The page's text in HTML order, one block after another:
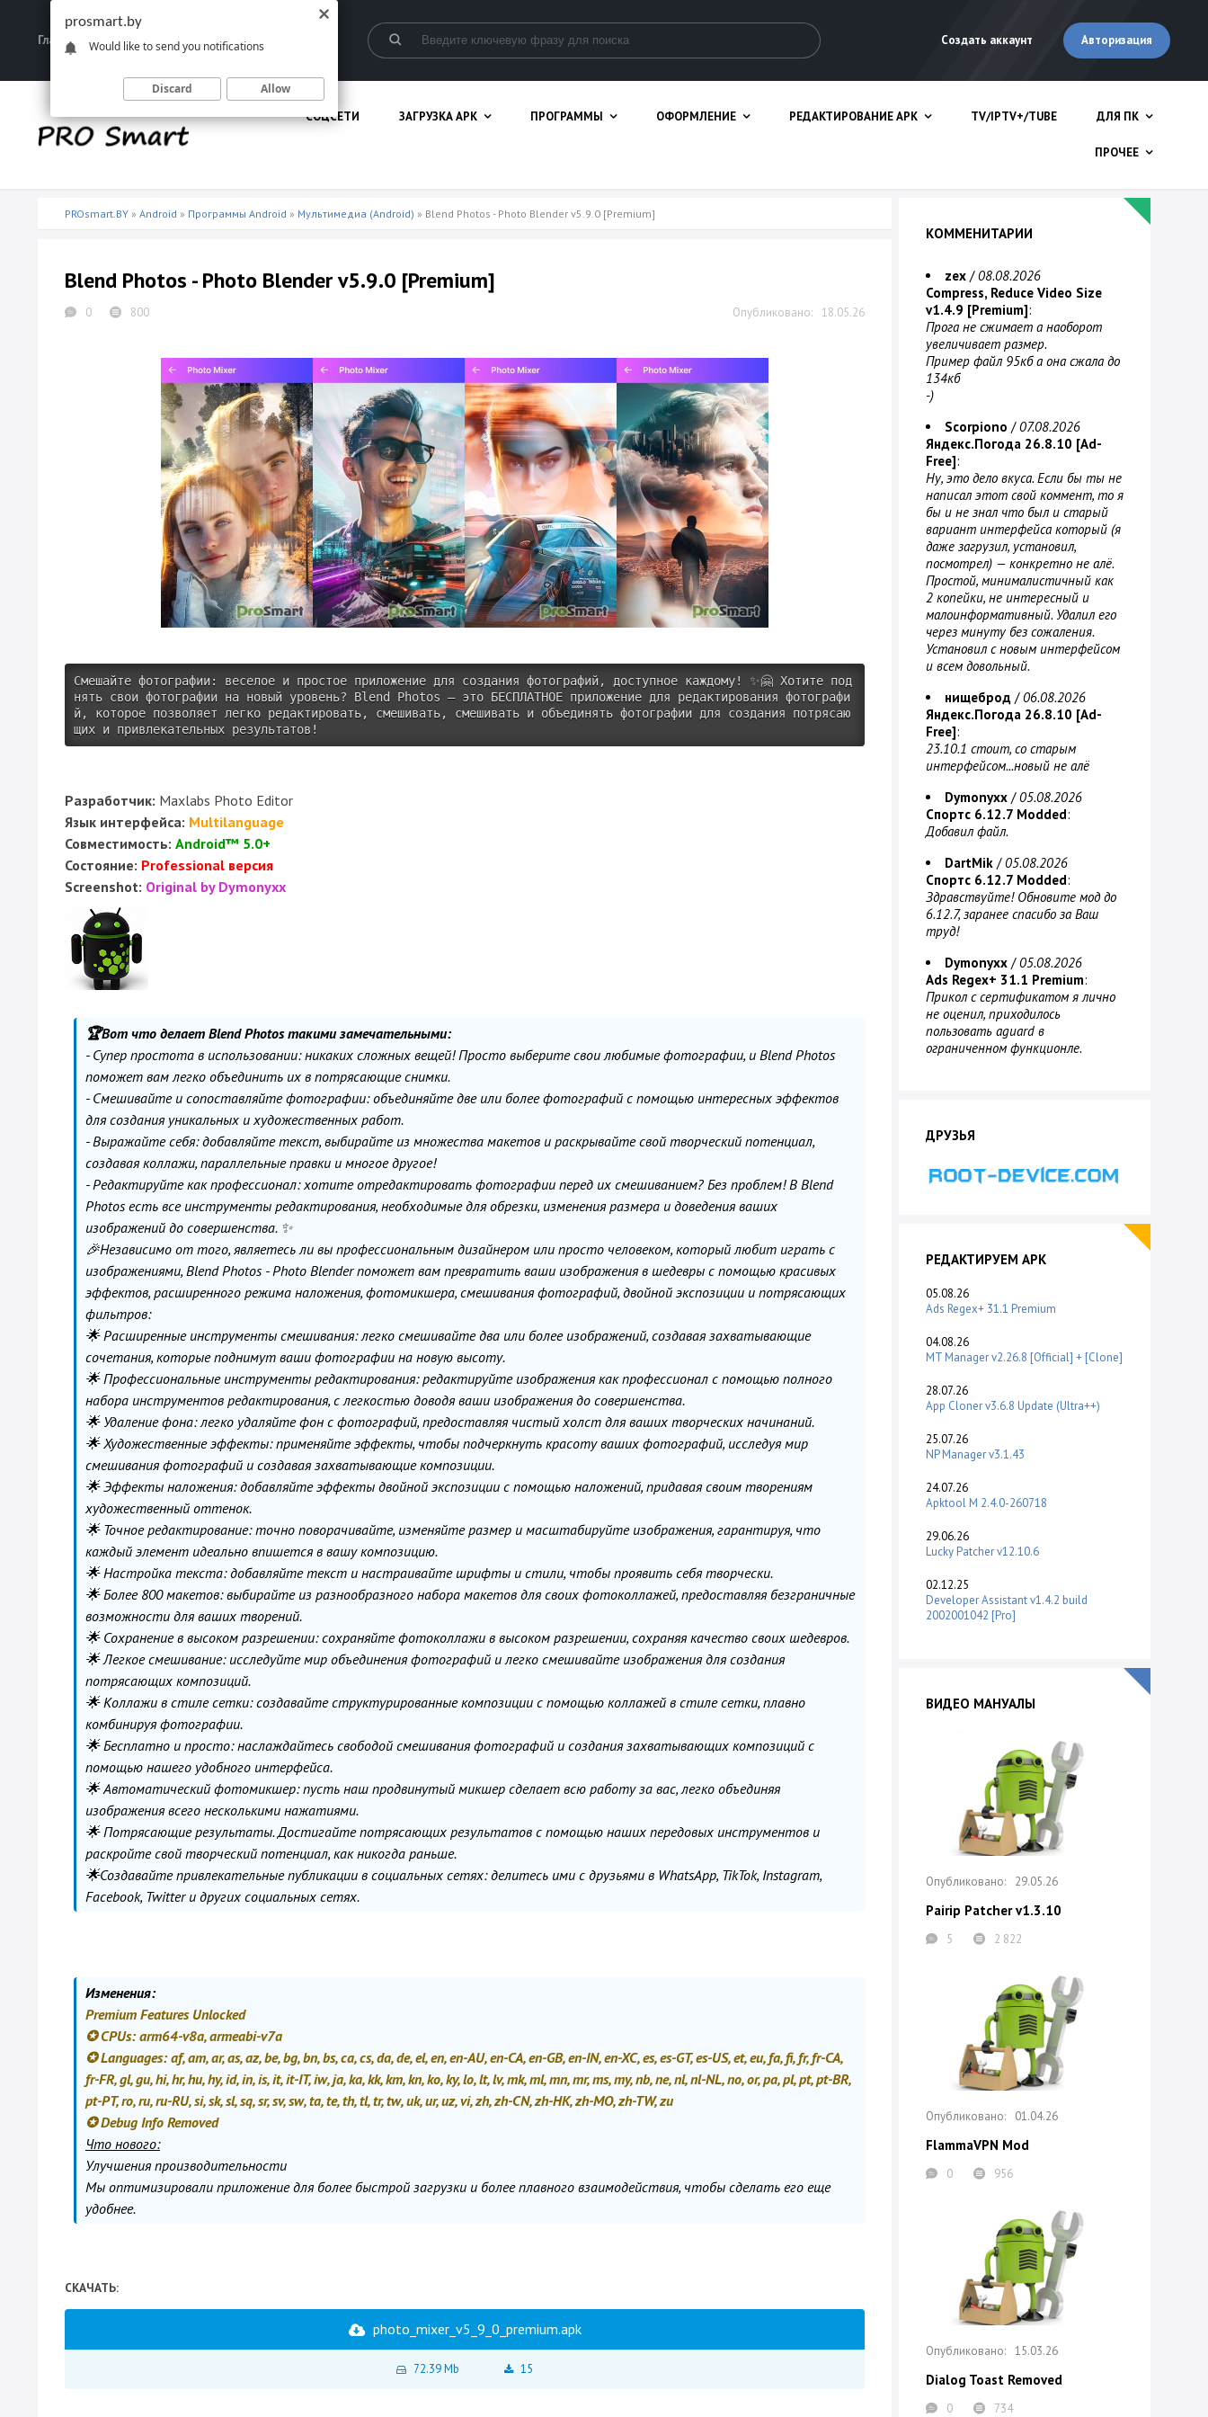
Главная Запрещенные материалы Создать аккаунт Авторизация
СОЦСЕТИ ЗАГРУЗКА APK ПРОГРАММЫ ОФОРМЛЕНИЕ РЕДАКТИРОВАНИЕ APK TV/IPTV+/TUBE ДЛЯ ПК
ПРОЧЕЕ
PROsmart.BY » Android » Программы Android » Мультимедиа (Android) » Blend Photos - Photo Blender v5.9.0 [Premium]
Blend Photos - Photo Blender v5.9.0 [Premium]
18.05.26
0 800
Смешайте фотографии: веселое и простое приложение для создания фотографий, доступное каждому! ✨🤗 Хотите под
нять свои фотографии на новый уровень? Blend Photos — это БЕСПЛАТНОЕ приложение для редактирования фотографи
й, которое позволяет легко редактировать, смешивать, смешивать и объединять фотографии для создания потрясаю
щих и привлекательных результатов!
Разработчик: Maxlabs Photo Editor
Язык интерфейса: Multilanguage
Совместимость: Android™ 5.0+
Состояние: Professional версия
Screenshot: Original by Dymonyxx
️🏆Вот что делает Blend Photos такими замечательными:
- Супер простота в использовании: никаких сложных вещей! Просто выберите свои любимые фотографии, и Blend Photos
поможет вам легко объединить их в потрясающие снимки.
- Смешивайте и сопоставляйте фотографии: объединяйте две или более фотографий с помощью интересных эффектов
для создания уникальных и художественных работ.
- Выражайте себя: добавляйте текст, выбирайте из множества макетов и раскрывайте свой творческий потенциал,
создавая коллажи, параллельные правки и многое другое!
- Редактируйте как профессионал: хотите отредактировать фотографии перед их смешиванием? Без проблем! В Blend
Photos есть все инструменты редактирования, необходимые для обрезки, изменения размера и доведения ваших
изображений до совершенства. ✨
️🎉Независимо от того, являетесь ли вы профессиональным дизайнером или просто человеком, который любит играть с
изображениями, Blend Photos - Photo Blender поможет вам превратить ваши изображения в шедевры с помощью красивых
эффектов, расширенного режима наложения, фотомикшера, смешивания фотографий, двойной экспозиции и потрясающих
фильтров:
🌟 Расширенные инструменты смешивания: легко смешивайте два или более изображений, создавая захватывающие
сочетания, которые поднимут ваши фотографии на новую высоту.
🌟 Профессиональные инструменты редактирования: редактируйте изображения как профессионал с помощью полного
набора инструментов редактирования, с легкостью доводя ваши изображения до совершенства.
🌟 Удаление фона: легко удаляйте фон с фотографий, предоставляя чистый холст для ваших творческих начинаний.
🌟 Художественные эффекты: применяйте эффекты, чтобы подчеркнуть красоту ваших фотографий, исследуя мир
смешивания фотографий и создавая захватывающие композиции.
🌟 Эффекты наложения: добавляйте эффекты двойной экспозиции с помощью наложений, придавая своим творениям
художественный оттенок.
🌟 Точное редактирование: точно поворачивайте, изменяйте размер и масштабируйте изображения, гарантируя, что
каждый элемент идеально впишется в вашу композицию.
🌟 Настройка текста: добавляйте текст и настраивайте шрифты и стили, чтобы проявить себя творчески.
🌟 Более 800 макетов: выбирайте из разнообразного набора макетов для своих фотоколлажей, предоставляя безграничные
возможности для ваших творений.
🌟 Сохранение в высоком разрешении: сохраняйте фотоколлажи в высоком разрешении, сохраняя качество своих шедевров.
🌟 Легкое смешивание: исследуйте мир объединения фотографий и легко смешивайте изображения для создания
потрясающих композиций.
🌟 Коллажи в стиле сетки: создавайте структурированные композиции с помощью коллажей в стиле сетки, плавно
комбинируя фотографии.
🌟 Бесплатно и просто: наслаждайтесь свободой смешивания фотографий и создания захватывающих композиций с
помощью нашего удобного интерфейса.
🌟 Автоматический фотомикшер: пусть наш продвинутый микшер сделает всю работу за вас, легко объединяя
изображения всего несколькими нажатиями.
🌟 Потрясающие результаты. Достигайте потрясающих результатов с помощью наших передовых инструментов и
раскройте свой творческий потенциал, как никогда раньше.
🌟Создавайте привлекательные публикации в социальных сетях: делитесь ими с друзьями в WhatsApp, TikTok, Instagram,
Facebook, Twitter и других социальных сетях.
Изменения:
Premium Features Unlocked
✪ CPUs: arm64-v8a, armeabi-v7a
✪ Languages: af, am, ar, as, az, be, bg, bn, bs, ca, cs, da, de, el, en, en-AU, en-CA, en-GB, en-IN, en-XC, es, es-GT, es-US, et, eu, fa, fi, fr, fr-CA,
fr-FR, gl, gu, hi, hr, hu, hy, id, in, is, it, it-IT, iw, ja, ka, kk, km, kn, ko, ky, lo, lt, lv, mk, ml, mn, mr, ms, my, nb, ne, nl, nl-NL, no, or, pa, pl, pt, pt-BR,
pt-PT, ro, ru, ru-RU, si, sk, sl, sq, sr, sv, sw, ta, te, th, tl, tr, tw, uk, ur, uz, vi, zh, zh-CN, zh-HK, zh-MO, zh-TW, zu
✪ Debug Info Removed
Что нового:
Улучшения производительности
Мы оптимизировали приложение для более быстрой загрузки и более плавного взаимодействия, чтобы сделать его еще
удобнее.
СКАЧАТЬ:
photo_mixer_v5_9_0_premium.apk
72.39 Mb 15
КОММЕНИТАРИИ
zex /08.08.2026
Compress, Reduce Video Size
v1.4.9 [Premium]:
Прога не сжимает а наоборот
увеличивает размер.
Пример файл 95кб а она сжала до
134кб
-)
Scorpiono /07.08.2026
Яндекс.Погода 26.8.10 [Ad-
Free]:
Ну, это дело вкуса. Если бы ты не
написал этот свой коммент, то я
бы и не знал что был и старый
вариант интерфейса который (я
даже загрузил, установил,
посмотрел) — конкретно не алё.
Простой, минималистичный как
2 копейки, не интересный и
малоинформативный. Удалил его
через минуту без сожаления.
Установил с новым интерфейсом
и всем довольный.
нищеброд /06.08.2026
Яндекс.Погода 26.8.10 [Ad-
Free]:
23.10.1 стоит, со старым
интерфейсом...новый не алё
Dymonyxx /05.08.2026
Спортс 6.12.7 Modded:
Добавил файл.
DartMik /05.08.2026
Спортс 6.12.7 Modded:
Здравствуйте! Обновите мод до
6.12.7, заранее спасибо за Ваш
труд!
Dymonyxx /05.08.2026
Ads Regex+ 31.1 Premium:
Прикол с сертификатом я лично
не оценил, приходилось
пользовать aguard в
ограниченном функционле.
ДРУЗЬЯ
РЕДАКТИРУЕМ APK
05.08.26
Ads Regex+ 31.1 Premium
04.08.26
MT Manager v2.26.8 [Official] + [Clone]
28.07.26
App Cloner v3.6.8 Update (Ultra++)
25.07.26
NP Manager v3.1.43
24.07.26
Apktool M 2.4.0-260718
29.06.26
Lucky Patcher v12.10.6
02.12.25
Developer Assistant v1.4.2 build
2002001042 [Pro]
ВИДЕО МАНУАЛЫ
29.05.26
Pairip Patcher v1.3.10
5 2 822
01.04.26
FlammaVPN Mod
0 956
15.03.26
Dialog Toast Removed
0 734
prosmart.by
Would like to send you notifications
Discard Allow